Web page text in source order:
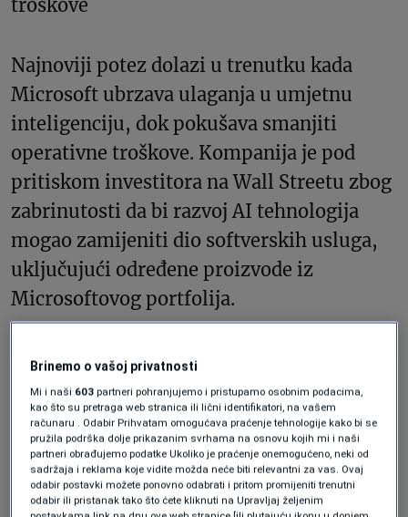
troškove
Najnoviji potez dolazi u trenutku kada
Microsoft ubrzava ulaganja u umjetnu
inteligenciju, dok pokušava smanjiti
operativne troškove. Kompanija je pod
pritiskom investitora na Wall Streetu zbog
zabrinutosti da bi razvoj AI tehnologija
mogao zamijeniti dio softverskih usluga,
uključujući određene proizvode iz
Microsoftovog portfolija.
TEHNOLOGIJA
“RAMageddon”: Apple i
Microsoft podižu cijene zbog
globalne krize memorijskih
čipova
Šerif Kapetanović
AKTUELNOSTI
Brinemo o vašoj privatnosti
Mi i naši 603 partneri pohranjujemo i pristupamo osobnim podacima,
kao što su pretraga web stranica ili lični identifikatori, na vašem
računaru . Odabir Prihvatam omogućava praćenje tehnologije kako bi se
pružila podrška dolje prikazanim svrhama na osnovu kojih mi i naši
partneri obrađujemo podatke Ukoliko je praćenje onemogućeno, neki od
sadržaja i reklama koje vidite možda neće biti relevantni za vas. Ovaj
odabir postavki možete ponovno odabrati i pritom promijeniti trenutni
odabir ili pristanak tako što ćete kliknuti na Upravljaj željenim